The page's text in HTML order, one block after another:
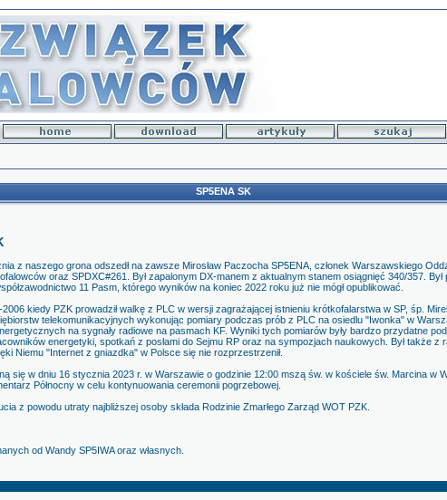
SP5ENA SK
z naszego grona odszedł na zawsze Mirosław Paczocha SP5ENA, członek Warszawskiego
oraz SPDXC#261. Był zapalonym DX-manem z aktualnym stanem osiągnięć 340/357. Był
11 Pasm, którego wyników na koniec 2022 roku już nie mógł opublikować.
kiedy PZK prowadził walkę z PLC w wersji zagrażającej istnieniu krótkofalarstwa w SP, śp.
telekomunikacyjnych wykonując pomiary podczas prób z PLC na osiedlu "Iwonka" w
na sygnały radiowe na pasmach KF. Wyniki tych pomiarów były bardzo przydatne
energetyki, spotkań z posłami do Sejmu RP oraz na sympozjach naukowych. Był także z
Niemu "Internet z gniazdka" w Polsce się nie rozprzestrzenił.
się w dniu 16 stycznia 2023 r. w Warszawie o godzinie 12:00 mszą św. w kościele św. Marcina w
Północny w celu kontynuowania ceremonii pogrzebowej.
z powodu utraty najbliższej osoby składa Rodzinie Zmarłego Zarząd WOT PZK.
od Wandy SP5IWA oraz własnych.